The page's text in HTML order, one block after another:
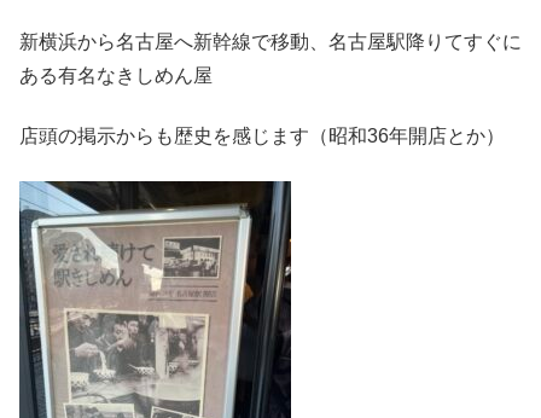
新横浜から名古屋へ新幹線で移動、名古屋駅降りてすぐに
ある有名なきしめん屋
店頭の掲示からも歴史を感じます（昭和36年開店とか）